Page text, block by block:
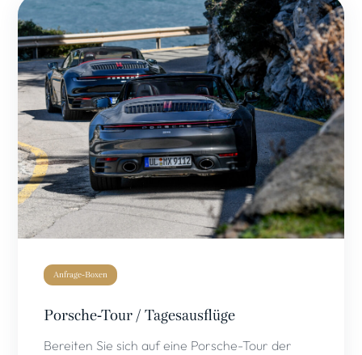
Anfrage-Boxen
Porsche-Tour / Tagesausflüge
Bereiten Sie sich auf eine Porsche-Tour der